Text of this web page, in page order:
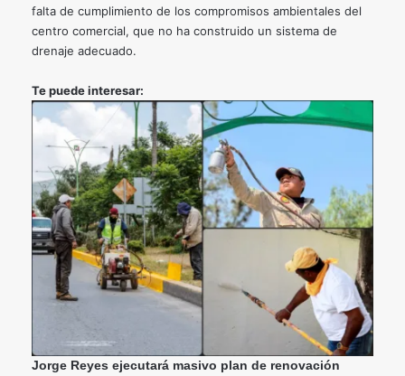
falta de cumplimiento de los compromisos ambientales del
centro comercial, que no ha construido un sistema de
drenaje adecuado.
Te puede interesar:
Jorge Reyes ejecutará masivo plan de renovación